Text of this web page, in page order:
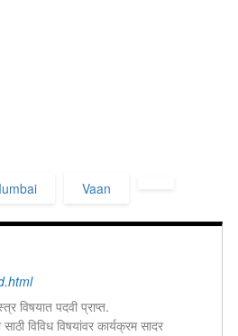
Vaan
विषयात पदवी प्राप्त.
विविध विषयांवर कार्यक्रम सादर